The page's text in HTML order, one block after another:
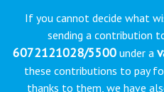
If you cannot decide what
sending a contribution
6072121028/5500under a
these contributions to pay
thanks to them, we have